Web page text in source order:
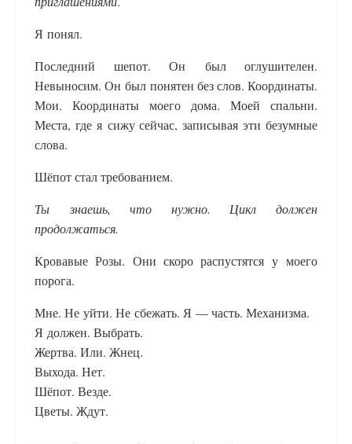
Я понял.
Последний шепот. Он был оглушителен.
Невыносим. Он был понятен без слов. Координаты.
Мои. Координаты моего дома. Моей спальни.
Места, где я сижу сейчас, записывая эти безумные
слова.
Шёпот стал требованием.
Ты знаешь, что нужно. Цикл должен
продолжаться.
Кровавые Розы. Они скоро распустятся у моего
порога.
Мне. Не уйти. Не сбежать. Я — часть. Механизма.
Я должен. Выбрать.
Жертва. Или. Жнец.
Выхода. Нет.
Шёпот. Везде.
Цветы. Ждут.